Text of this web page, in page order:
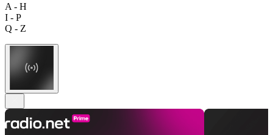
A - H
I - P
Q - Z